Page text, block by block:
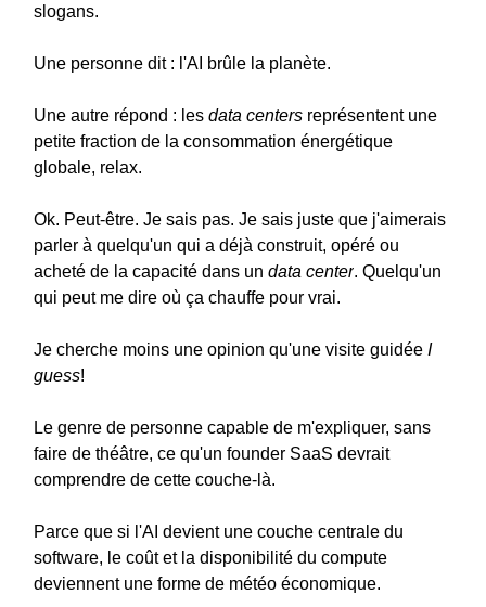
slogans.
Une personne dit : l'AI brûle la planète.
Une autre répond : les data centers représentent une
petite fraction de la consommation énergétique
globale, relax.
Ok. Peut-être. Je sais pas. Je sais juste que j'aimerais
parler à quelqu'un qui a déjà construit, opéré ou
acheté de la capacité dans un data center. Quelqu'un
qui peut me dire où ça chauffe pour vrai.
Je cherche moins une opinion qu'une visite guidée I
guess!
Le genre de personne capable de m'expliquer, sans
faire de théâtre, ce qu'un founder SaaS devrait
comprendre de cette couche-là.
Parce que si l'AI devient une couche centrale du
software, le coût et la disponibilité du compute
deviennent une forme de météo économique.